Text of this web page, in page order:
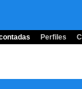
Perfiles